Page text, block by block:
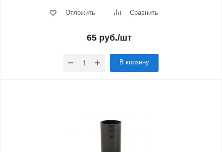
Отложить Сравнить
65 руб./шт
В корзину